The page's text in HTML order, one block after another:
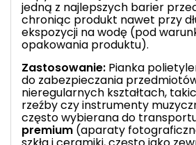
jedną z najlepszych barier
chroniąc produkt nawet przy
ekspozycji na wodę (pod
opakowania produktu).
Zastosowanie: Pianka
do zabezpieczania
nieregularnych kształtach,
rzeźby czy instrumenty
często wybierana do
premium (aparaty